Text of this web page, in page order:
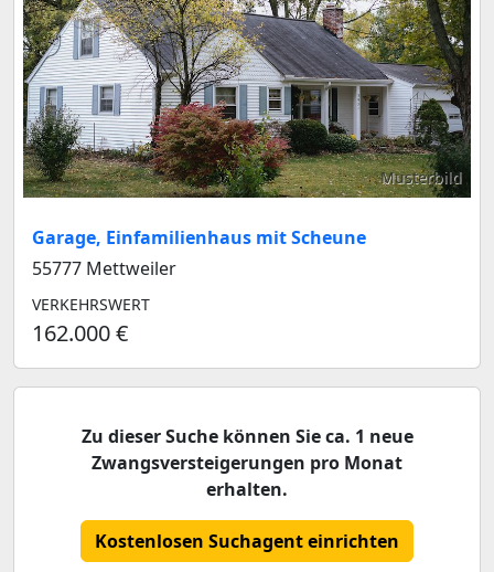
Musterbild
Garage, Einfamilienhaus mit Scheune
55777 Mettweiler
VERKEHRSWERT
162.000 €
Zu dieser Suche können Sie ca. 1 neue
Zwangsversteigerungen pro Monat
erhalten.
Kostenlosen Suchagent einrichten